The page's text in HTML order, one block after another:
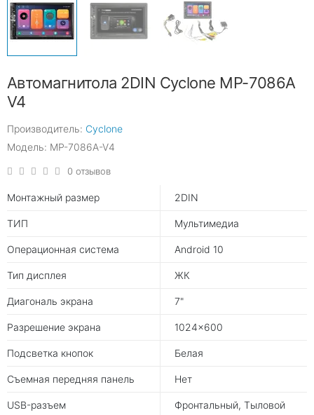
Автомагнитола 2DIN Cyclone MP-7086A
V4
Производитель: Cyclone
Модель: MP-7086A-V4
0 отзывов
Монтажный размер 2DIN
ТИП Мультимедиа
Операционная система Android 10
Тип дисплея ЖК
Диагональ экрана 7"
Разрешение экрана 1024x600
Подсветка кнопок Белая
Съемная передняя панель Нет
USB-разъем Фронтальный, Тыловой